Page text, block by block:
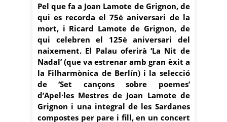
Pel que fa a Joan Lamote de Grignon, de
qui es recorda el 75è aniversari de la
mort, i Ricard Lamote de Grignon, de
qui celebren el 125è aniversari del
naixement. El Palau oferirà ‘La Nit de
Nadal’ (que va estrenar amb gran èxit a
la Filharmònica de Berlín) i la selecció
de ‘Set cançons sobre poemes’
d’Apel·les Mestres de Joan Lamote de
Grignon i una integral de les Sardanes
compostes per pare i fill, en un concert